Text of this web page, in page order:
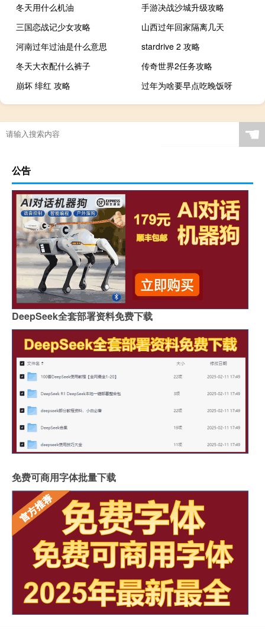
冬天用什么机油
手游决战沙城升级攻略
三国恋战记少女攻略
山西过年回家隔离几天
河南过年过油是什么意思
stardrive 2 攻略
冬天大衣配什么裤子
传奇世界2任务攻略
崩坏 绯红 攻略
过年为啥要早点吃晚饭呀
☚
公告
DeepSeek全套部署资料免费下载
免费可商用字体批量下载